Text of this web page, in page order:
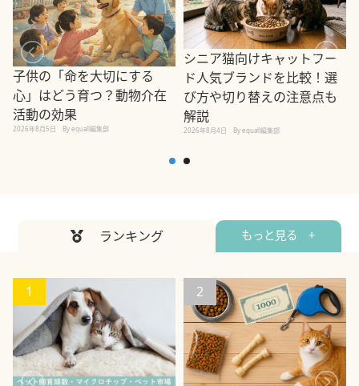
子供の「命を大切にする
心」はどう育つ？動物介在
活動の効果
2026年8月5日 By equall編集部
シニア猫向けキャットフー
ド人気ブランドを比較！選
び方や切り替えの注意点も
解説
2026年8月4日 By equall編集部
ランキング もっと見る +
1 2